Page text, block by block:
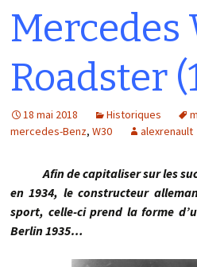
Mercedes
Roadster
18 mai 2018 Historiques
mercedes-Benz, W30 alexrenault
Afin de capitaliser sur les
en 1934, le constructeur
sport, celle-ci prend la forme
Berlin 1935…